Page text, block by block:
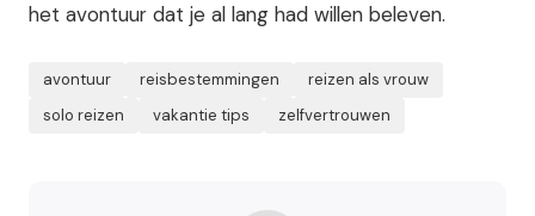
het avontuur dat je al lang had willen beleven.
avontuur reisbestemmingen
reizen als vrouw
solo reizen
vakantie tips zelfvertrouwen